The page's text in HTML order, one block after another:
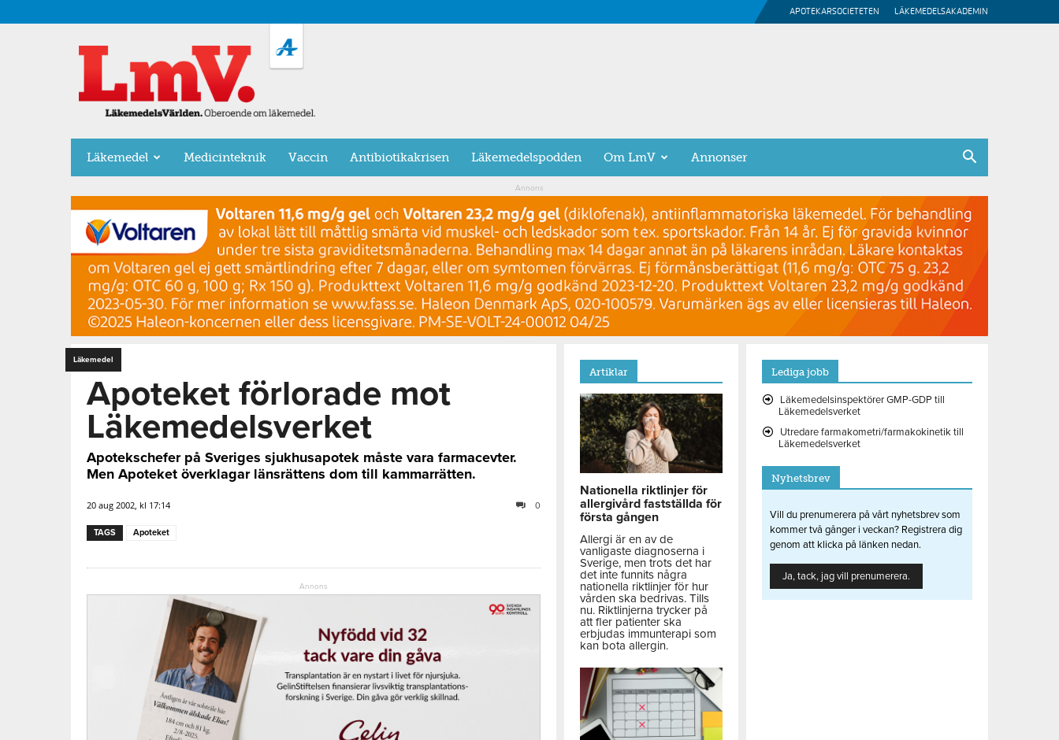
APOTEKARSOCIETETEN LÄKEMEDELSAKADEMIN
LäkemedelsVärlden
Läkemedel Medicinteknik Vaccin Antibiotikakrisen Läkemedelspodden Om LmV Annonser
Annons
Läkemedel
Apoteket förlorade mot
Läkemedelsverket
Apotekschefer på Sveriges sjukhusapotek måste vara farmacevter.
Men Apoteket överklagar länsrättens dom till kammarrätten.
20 aug 2002, kl 17:14 0
TAGS Apoteket
Annons
Artiklar
Nationella riktlinjer för
allergivård fastställda för
första gången
Allergi är en av de
vanligaste diagnoserna i
Sverige, men trots det har
det inte funnits några
nationella riktlinjer för hur
vården ska bedrivas. Tills
nu. Riktlinjerna trycker på
att fler patienter ska
erbjudas immunterapi som
kan bota allergin.
Lediga jobb
Läkemedelsinspektörer GMP-GDP till
Läkemedelsverket
Utredare farmakometri/farmakokinetik till
Läkemedelsverket
Nyhetsbrev
Vill du prenumerera på vårt nyhetsbrev som
kommer två gånger i veckan? Registrera dig
genom att klicka på länken nedan.
Ja, tack, jag vill prenumerera.